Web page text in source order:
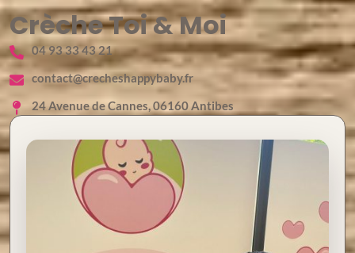
Crèche Toi & Moi
04 93 33 43 21
contact@crecheshappybaby.fr
24 Avenue de Cannes, 06160 Antibes